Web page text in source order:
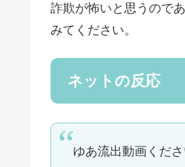
詐欺が怖いと思うので
みてください。
ネットの反応
ゆあ流出動画くだ